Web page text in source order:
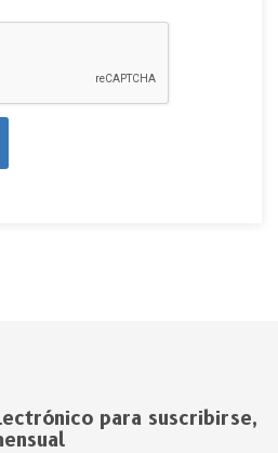
para suscribirse,